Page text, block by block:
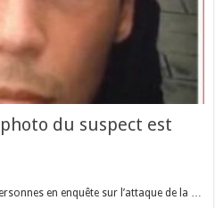
du suspect est
en enquête sur l’attaque de la …